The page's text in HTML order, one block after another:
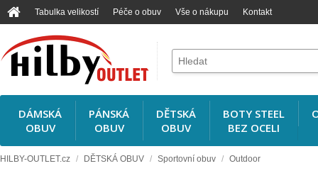
Tabulka velikostí Péče o obuv Vše o nákupu Kontakt
DÁMSKÁ
OBUV
PÁNSKÁ
OBUV
DĚTSKÁ
OBUV
BOTY STEEL
BEZ OCELI
HILBY-OUTLET.cz / DĚTSKÁ OBUV / Sportovní obuv / Outdoor